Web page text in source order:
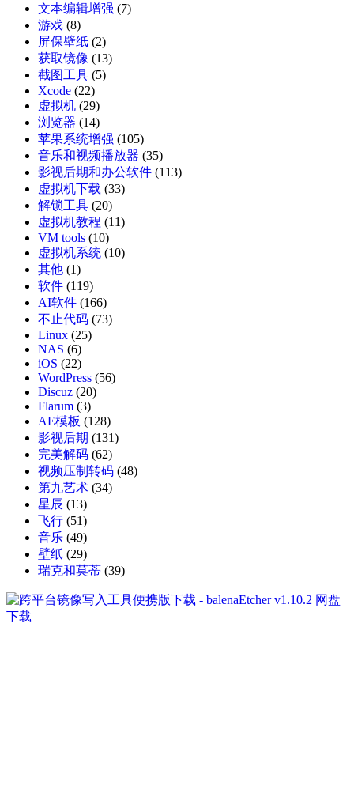
文本编辑增强 (7)
游戏 (8)
屏保壁纸 (2)
获取镜像 (13)
截图工具 (5)
Xcode (22)
虚拟机 (29)
浏览器 (14)
苹果系统增强 (105)
音乐和视频播放器 (35)
影视后期和办公软件 (113)
虚拟机下载 (33)
解锁工具 (20)
虚拟机教程 (11)
VM tools (10)
虚拟机系统 (10)
其他 (1)
软件 (119)
AI软件 (166)
不止代码 (73)
Linux (25)
NAS (6)
iOS (22)
WordPress (56)
Discuz (20)
Flarum (3)
AE模板 (128)
影视后期 (131)
完美解码 (62)
视频压制转码 (48)
第九艺术 (34)
星辰 (13)
飞行 (51)
音乐 (49)
壁纸 (29)
瑞克和莫蒂 (39)